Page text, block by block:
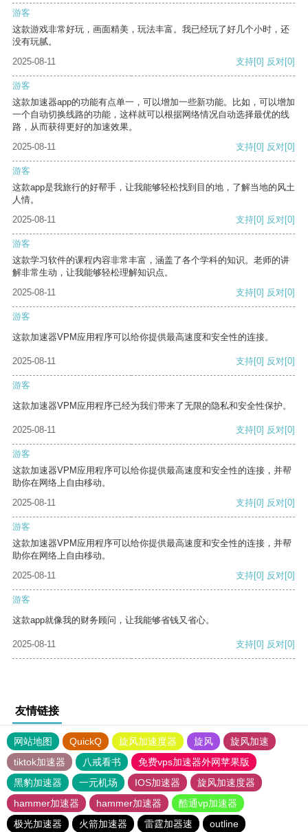
游客
这款游戏非常好玩，画面精美，玩法丰富。我已经玩了好几个小时，还
没有玩腻。
2025-08-11
支持[0] 反对[0]
游客
这款加速器app的功能有点单一，可以增加一些新功能。比如，可以增加
一个自动切换线路的功能，这样就可以根据网络情况自动选择最优的线
路，从而获得更好的加速效果。
2025-08-11
支持[0] 反对[0]
游客
这款app是我旅行的好帮手，让我能够轻松找到目的地，了解当地的风土
人情。
2025-08-11
支持[0] 反对[0]
游客
这款学习软件的课程内容非常丰富，涵盖了各个学科的知识。老师的讲
解非常生动，让我能够轻松理解知识点。
2025-08-11
支持[0] 反对[0]
游客
这款加速器VPM应用程序可以给你提供最高速度和安全性的连接。
2025-08-11 支持[0] 反对[0]
游客
这款加速器VPM应用程序已经为我们带来了无限的隐私和安全性保护。
2025-08-11 支持[0] 反对[0]
游客
这款加速器VPM应用程序可以给你提供最高速度和安全性的连接，并帮
助你在网络上自由移动。
2025-08-11
支持[0] 反对[0]
游客
这款加速器VPM应用程序可以给你提供最高速度和安全性的连接，并帮
助你在网络上自由移动。
2025-08-11
支持[0] 反对[0]
游客
这款app就像我的财务顾问，让我能够省钱又省心。
2025-08-11 支持[0] 反对[0]
友情链接
网站地图 QuickQ 旋风加速度器 旋风
旋风加速
tiktok加速器
八戒看书
免费vps加速器外网苹果版
黑豹加速器
一元机场 IOS加速器
旋风加速度器
hammer加速器
hammer加速器
酷通vp加速器
极光加速器
火箭加速器 雷霆加器速 outline